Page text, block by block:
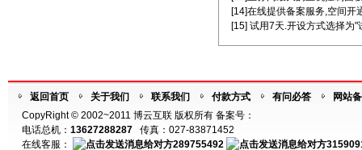
[14]在线提供备案服务,空间开
[15] 试用7天.开设方式选择为"
返回首页 关于我们 联系我们 付款方式 有问必答
网站
CopyRight © 2002~2011 博云互联 版权所有 备案号：
电话总机： 13627288287 传真：027-83871452
在线客服：
289755492